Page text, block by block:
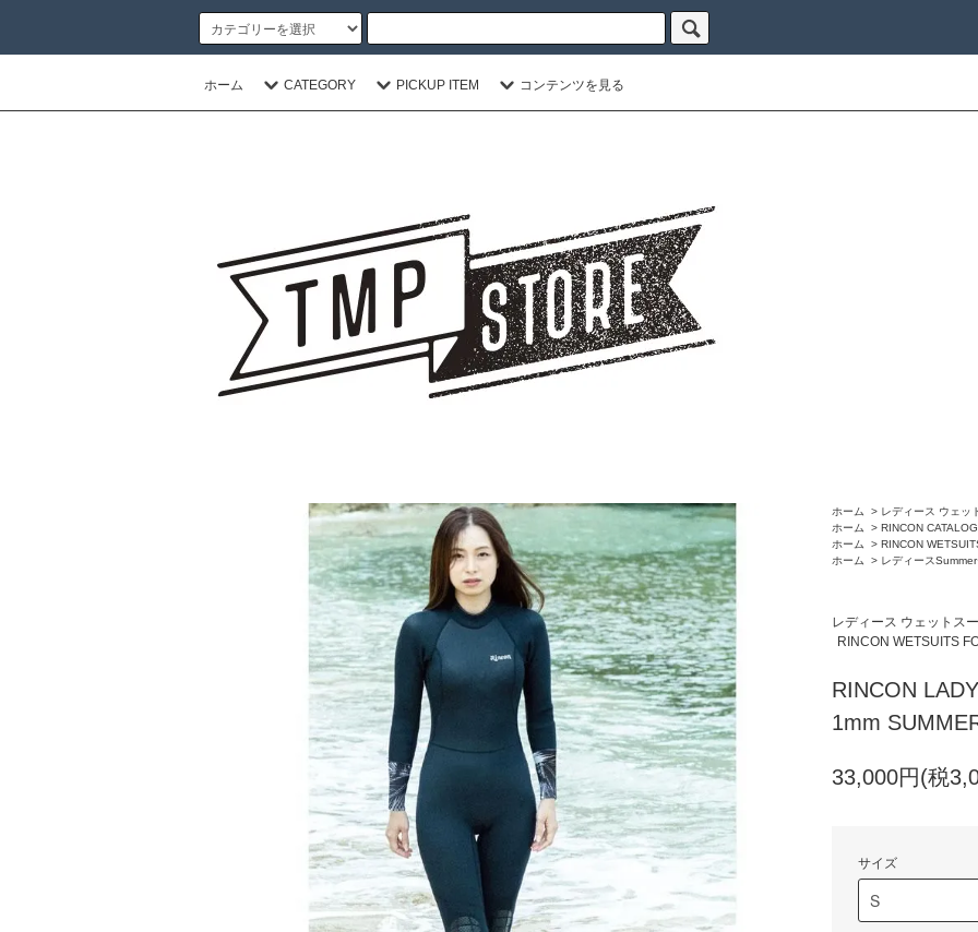
ホーム CATEGORY PICKUP ITEM コンテンツを見る
ホーム > レディース ウェッ
ホーム
> RINCON
ホーム
> RINCON
ホーム
> レディース
レディース ウェットス
RINCON WETSUITS
RINCON
1mm
33,000円(税
サイズ